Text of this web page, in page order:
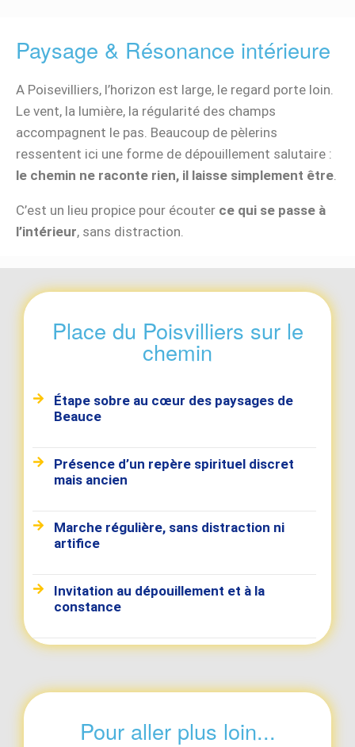
Paysage & Résonance intérieure
A Poisevilliers, l’horizon est large, le regard porte loin.
Le vent, la lumière, la régularité des champs
accompagnent le pas. Beaucoup de pèlerins
ressentent ici une forme de dépouillement salutaire :
le chemin ne raconte rien, il laisse simplement être.
C’est un lieu propice pour écouter ce qui se passe à
l’intérieur, sans distraction.
Place du Poisvilliers sur le
chemin
Étape sobre au cœur des paysages de
Beauce
Présence d’un repère spirituel discret
mais ancien
Marche régulière, sans distraction ni
artifice
Invitation au dépouillement et à la
constance
Pour aller plus loin...